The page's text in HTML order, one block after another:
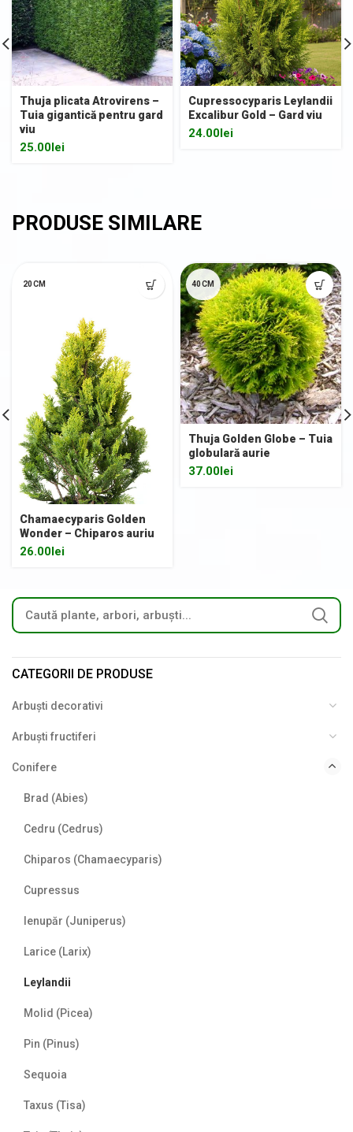
Thuja plicata Atrovirens –
Tuia gigantică pentru gard
viu
25.00 lei
Cupressocyparis Leylandii
Excalibur Gold – Gard viu
24.00 lei
20CM
Chamaecyparis Golden
Wonder – Chiparos auriu
26.00lei
40CM
Thuja Golden Globe – Tuia
globulară aurie
37.00 lei
CATEGORII DE PRODUSE
Arbuști decorativi
Arbuști fructiferi
Conifere
Brad (Abies)
Cedru (Cedrus)
Chiparos (Chamaecyparis)
Cupressus
Ienupăr (Juniperus)
Larice (Larix)
Leylandii
Molid (Picea)
Pin (Pinus)
Sequoia
Taxus (Tisa)